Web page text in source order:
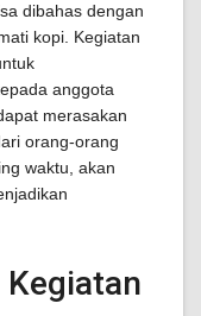
dibahas dengan
kopi. Kegiatan
anggota
merasakan
orang-orang
waktu, akan
Kegiatan